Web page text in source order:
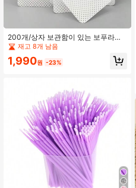
200개/상자 보관함이 있는 보푸라기
없는 네일 클렌징 와이프 - 무향, 뛰어
난 흡수력의 부드러운 부직포, 속눈썹
연장 글루 및 매니큐어 리무버에 적합
재고 8개 남음
1,990원 -23%